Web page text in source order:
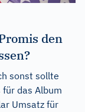
den
sonst sollte
das Album
Umsatz für